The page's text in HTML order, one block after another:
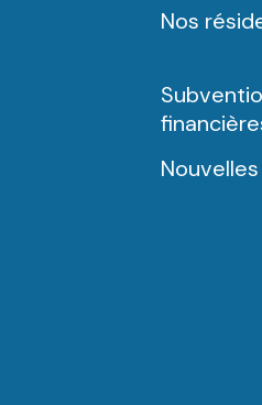
Nos
Nouvelles